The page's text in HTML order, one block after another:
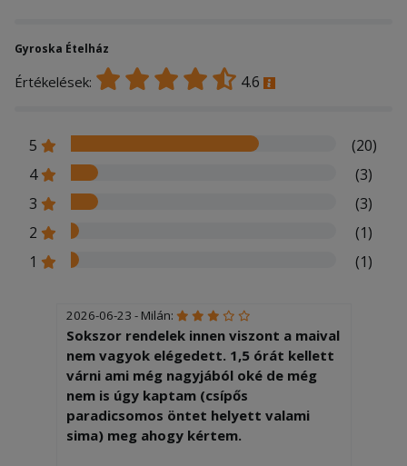
Gyroska Ételház
Értékelések: 4.6
5
(20)
4
(3)
3
(3)
2
(1)
1
(1)
2026-06-23 - Milán:
Sokszor rendelek innen viszont a maival
nem vagyok elégedett. 1,5 órát kellett
várni ami még nagyjából oké de még
nem is úgy kaptam (csípős
paradicsomos öntet helyett valami
sima) meg ahogy kértem.